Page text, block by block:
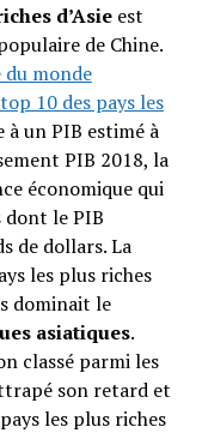
d’Asieest
de Chine.
du monde
10 des pays les
un PIB estimé à
PIB 2018, la
économique qui
dont le PIB
de dollars. La
les plus riches
dominait le
asiatiques.
classé parmi les
son retard et
les plus riches